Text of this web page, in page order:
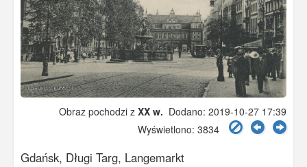
Obraz pochodzi z XX w. Dodano: 2019-10-27 17:39
Wyświetlono: 3834
Gdańsk, Długi Targ, Langemarkt